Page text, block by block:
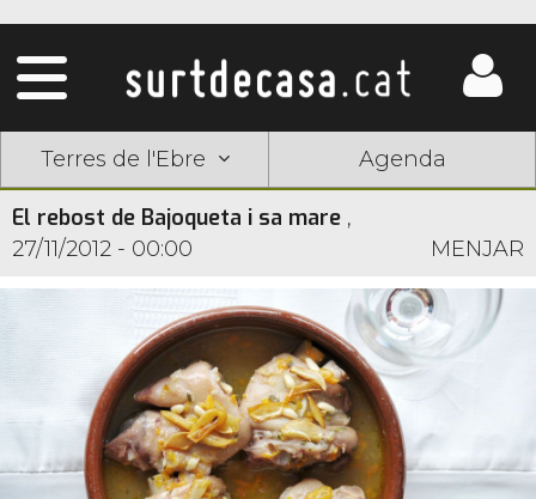
Terres de l'Ebre Agenda
El rebost de Bajoqueta i sa mare ,
27/11/2012 - 00:00
MENJAR